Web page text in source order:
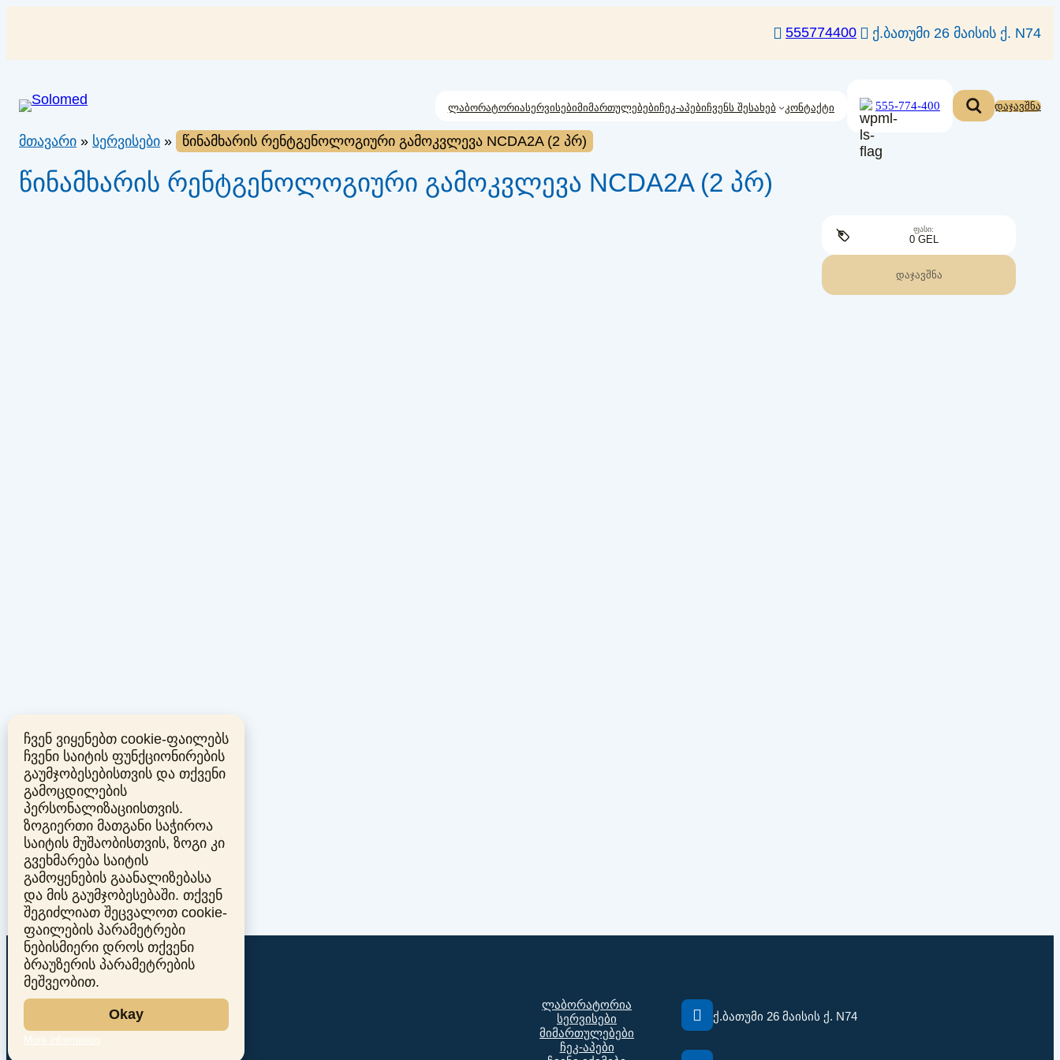
555774400 ქ.ბათუმი 26 მაისის ქ. N74
ლაბორატორიასერვისებიმიმართულებებიჩეკ-აპებიჩვენს შესახებ კონტაქტი 555-774-400 დაჯავშნა
მთავარი » სერვისები » წინამხარის რენტგენოლოგიური გამოკვლევა NCDA2A (2 პრ)
წინამხარის რენტგენოლოგიური გამოკვლევა NCDA2A (2 პრ)
ᲤᲐᲡᲘ:
0 GEL
ᲓᲐᲯᲐᲕᲨᲜᲐ
ლაბორატორია
სერვისები
მიმართულებები
ჩეკ-აპები
ქ.ბათუმი 26 მაისის ქ. N74
ჩვენ ვიყენებთ cookie-ფაილებს
ჩვენი საიტის ფუნქციონირების
გაუმჯობესებისთვის და თქვენი
გამოცდილების
პერსონალიზაციისთვის.
ზოგიერთი მათგანი საჭიროა
საიტის მუშაობისთვის, ზოგი კი
გვეხმარება საიტის
გამოყენების გაანალიზებასა
და მის გაუმჯობესებაში. თქვენ
შეგიძლიათ შეცვალოთ cookie-
ფაილების პარამეტრები
ნებისმიერი დროს თქვენი
ბრაუზერის პარამეტრების
მეშვეობით.
Okay
More information